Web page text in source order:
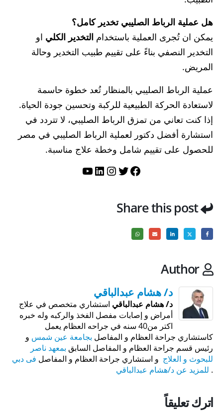
هل عملية الرباط الصليبي تخدير كامل؟
يمكن ان تُجرى العملية باستخدام التخدير الكلي او
التخدير النصفي بناءً على تقييم طبيب التخدير وحالة
المريض.
عملية الرباط الصليبي بالمنظار تُعد خطوة حاسمة
لاستعادة الحركة الطبيعية للركبة وتحسين جودة الحياة.
إذا كنت تعاني من تمزق الرباط الصليبي، لا تتردد في
استشارة أفضل دكتور لعملية الرباط الصليبي في مصر
للحصول على تقييم شامل وخطة علاج مناسبة.
فيسبوك
تويترإنستجرام
لينكد إنيوتيوب
Share this post
Author
د/ هشام عبدالباقي
د/ هشام عبدالباقي استشاري متخصص في علاج
أمراض و إصابات مفصل الفخذ والركبه وله خبره
اكتر من40 سنه في جراحه العظام يعمل
كاستشاري جراحة العظام و المفاصل بجامعة عين شمس و
رئيس قسم جراحة العظام و المفاصل السابق بمعهد ناصر
للبحوث و العلاج و استشاري جراحة العظام و المفاصل فى دبي
. للمزيد عن د/هشام عبدالباقي
اترك تعليقاً